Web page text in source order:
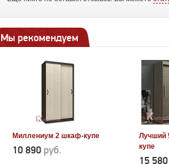
Мы рекомендуем
Миллениум 2 шкаф-купе
10 890 руб.
Лучший
купе
15 580